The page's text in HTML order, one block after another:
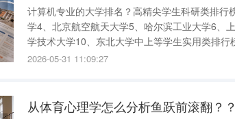
计算机专业的大学排名？高精尖学生科研类排
学4、北京航空航天大学5、哈尔滨工业大学6、
学技术大学10、东北大学中上等学生实用类排
3、西安电子科技大学4、北京理工大学5、山西
2026-05-31 11:09:27
从体育心理学怎么分析鱼跃前滚翻？？